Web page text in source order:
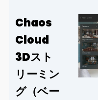
Chaos
Cloud
3Dスト
リーミン
グ（ベー